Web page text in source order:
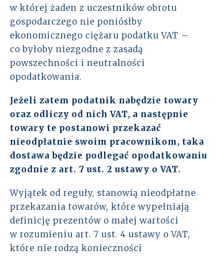
w której żaden z uczestników obrotu
gospodarczego nie poniósłby
ekonomicznego ciężaru podatku VAT –
co byłoby niezgodne z zasadą
powszechności i neutralności
opodatkowania.
Jeżeli zatem podatnik nabędzie towary
oraz odliczy od nich VAT, a następnie
towary te postanowi przekazać
nieodpłatnie swoim pracownikom, taka
dostawa będzie podlegać opodatkowaniu
zgodnie z art. 7 ust. 2 ustawy o VAT.
Wyjątek od reguły, stanowią nieodpłatne
przekazania towarów, które wypełniają
definicję prezentów o małej wartości
w rozumieniu art. 7 ust. 4 ustawy o VAT,
które nie rodzą konieczności